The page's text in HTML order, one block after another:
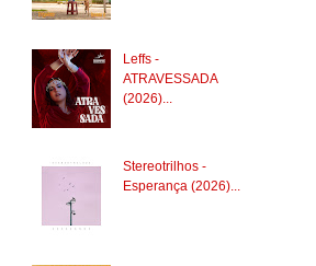
Leffs -
ATRAVESSADA
(2026)...
Stereotrilhos -
Esperança (2026)...